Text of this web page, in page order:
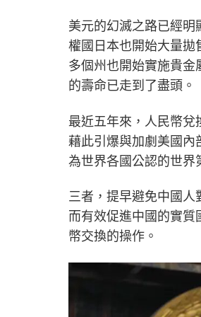
美元的幻滅之路已經
權國日本也開始大量
多個州也開始實施貴
的壽命已走到了盡頭。
最近五年來，人民幣
藉此引爆與加劇美國內
為世界各國公認的世界
三者，提早避免中國
而有效促進中國的實
幣交換的操作。